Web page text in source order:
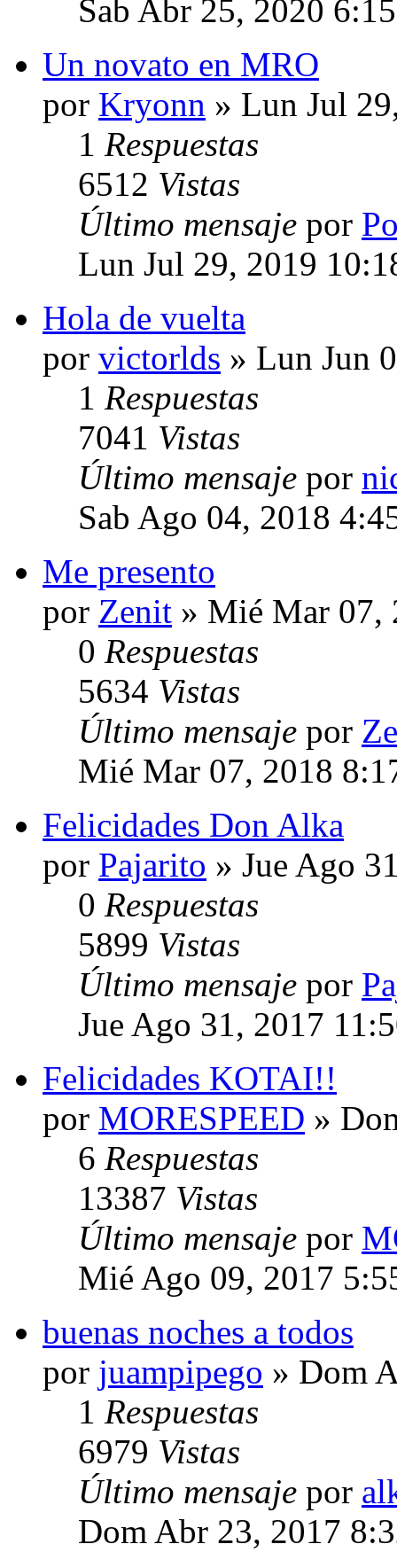
Sab Abr 25, 2020
Un novato en MRO
por Kryonn » Lun Jul
1 Respuestas
6512 Vistas
Último mensaje por
Lun Jul 29, 2019
Hola de vuelta
por victorlds » Lun Jun
1 Respuestas
7041 Vistas
Último mensaje por
Sab Ago 04, 2018
Me presento
por Zenit » Mié Mar 07,
0 Respuestas
5634 Vistas
Último mensaje por
Mié Mar 07, 2018
Felicidades Don Alka
por Pajarito » Jue Ago
0 Respuestas
5899 Vistas
Último mensaje por
Jue Ago 31, 2017
Felicidades KOTAI!!
por MORESPEED »
6 Respuestas
13387 Vistas
Último mensaje por
Mié Ago 09, 2017
buenas noches a todos
por juampipego » Dom
1 Respuestas
6979 Vistas
Último mensaje por
Dom Abr 23, 2017